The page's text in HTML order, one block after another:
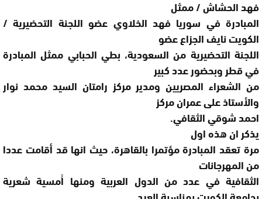
فهد الحشاش / ممثل
المبادرة في سوريا فهد الخلاوي عضو اللجنة التحضيرية /
الكويت نايف الجزاع عضو
اللجنة التحضيرية من السعودية، بطي الحبابي ممثل المبادرة
في قطر وبحضور عدد كبير
من الشعراء المصريين ومدير مركز رامتان السيد محمد نوار
والأستاذ على عمران مركز
احمد شوقي الثقافي.
يذكر ان هذه اول
مرة تعقد المبادرة مؤتمرا بالقاهرة، حيث انها قد أقامت عددا
من المهرجانات
الثقافية في عدد من الدول العربية ومنها اُمسية شعرية